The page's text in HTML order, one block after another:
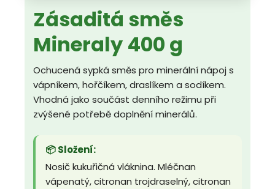
Zásaditá směs
Mineraly 400 g
Ochucená sypká směs pro minerální nápoj s
vápníkem, hořčíkem, draslíkem a sodíkem.
Vhodná jako součást denního režimu při
zvýšené potřebě doplnění minerálů.
📦 Složení:
Nosič kukuřičná vláknina. Mléčnan
vápenatý, citronan trojdraselný, citronan